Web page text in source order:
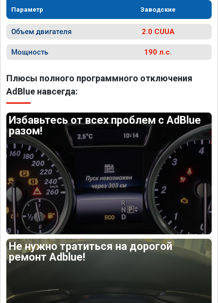
Параметр Заводские
Объем двигателя 2.0 CUUA
Мощность 190 л.с.
Плюсы полного программного отключения
AdBlue навсегда:
Избавьтесь от всех проблем с AdBlue
разом!
Не нужно тратиться на дорогой
ремонт Adblue!